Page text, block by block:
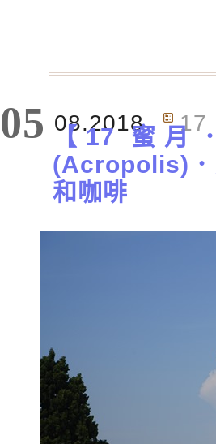
05 08.2018 17
【17 蜜月
(Acropolis)．
和咖啡